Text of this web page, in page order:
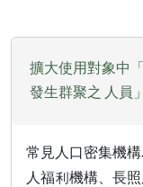
擴大使用對象中
發生群聚之 人員
常見人口密集機
人福利機構、長